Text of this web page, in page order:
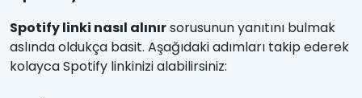
Spotify linki nasıl alınırsorusunun yanıtını bulmak
aslında oldukça basit. Aşağıdaki adımları takip ederek
kolayca Spotify linkinizi alabilirsiniz: